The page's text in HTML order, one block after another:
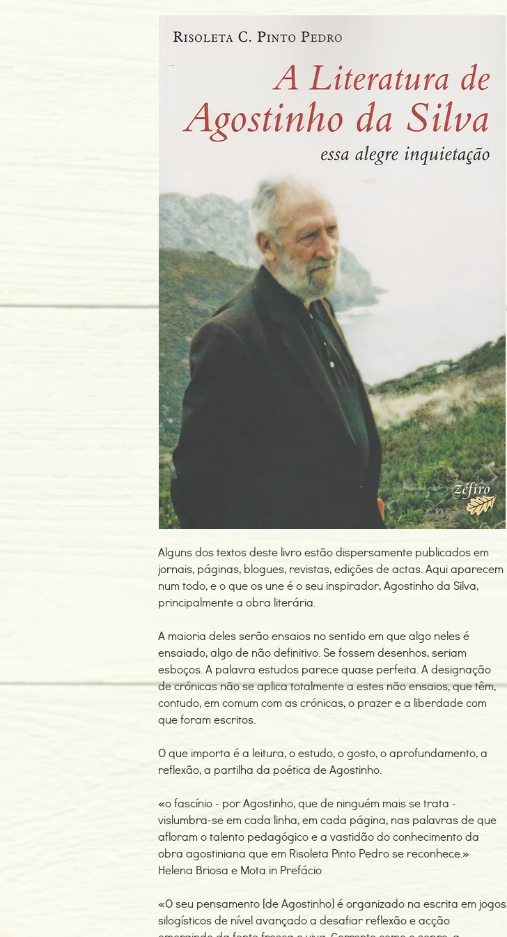
Alguns dos textos deste livro estão dispersamente publicados em
jornais, páginas, blogues, revistas, edições de actas. Aqui aparecem
num todo, e o que os une é o seu inspirador, Agostinho da Silva,
principalmente a obra literária.
A maioria deles serão ensaios no sentido em que algo neles é
ensaiado, algo de não definitivo. Se fossem desenhos, seriam
esboços. A palavra estudos parece quase perfeita. A designação
de crónicas não se aplica totalmente a estes não ensaios, que têm,
contudo, em comum com as crónicas, o prazer e a liberdade com
que foram escritos.
O que importa é a leitura, o estudo, o gosto, o aprofundamento, a
reflexão, a partilha da poética de Agostinho.
«o fascínio - por Agostinho, que de ninguém mais se trata -
vislumbra-se em cada linha, em cada página, nas palavras de que
afloram o talento pedagógico e a vastidão do conhecimento da
obra agostiniana que em Risoleta Pinto Pedro se reconhece.»
Helena Briosa e Mota in Prefácio
«O seu pensamento [de Agostinho] é organizado na escrita em jogos
silogísticos de nível avançado a desafiar reflexão e acção